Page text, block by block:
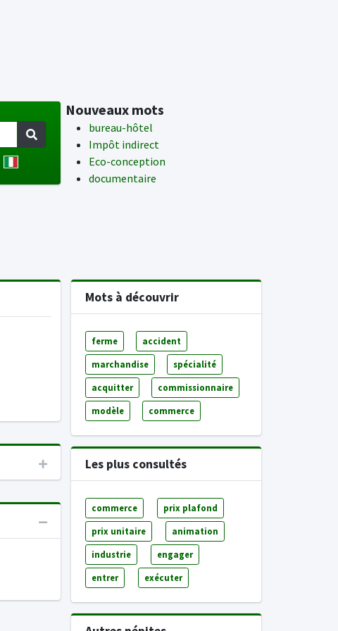
Nouveaux mots
bureau-hôtel
Impôt indirect
Eco-conception
documentaire
Mots à découvrir
ferme accident
marchandise spécialité
acquitter commissionnaire
modèle commerce
Les plus consultés
commerce prix plafond
prix unitaire animation
industrie engager
entrer exécuter